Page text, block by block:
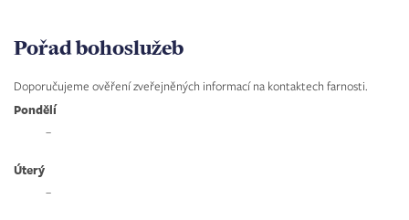
Pořad bohoslužeb
Doporučujeme ověření zveřejněných informací na kontaktech farnosti.
Pondělí
–
Úterý
–